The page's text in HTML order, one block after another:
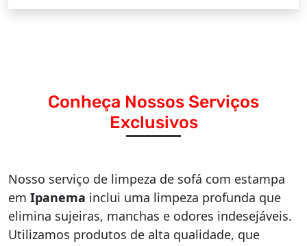
Conheça Nossos Serviços
Exclusivos
Nosso serviço de limpeza de sofá com estampa
em Ipanema inclui uma limpeza profunda que
elimina sujeiras, manchas e odores indesejáveis.
Utilizamos produtos de alta qualidade, que